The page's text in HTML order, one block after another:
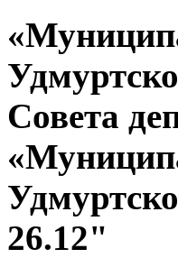
Совета
26.12"